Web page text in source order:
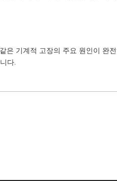
은 기계적 고장의 주요 원인이
다.